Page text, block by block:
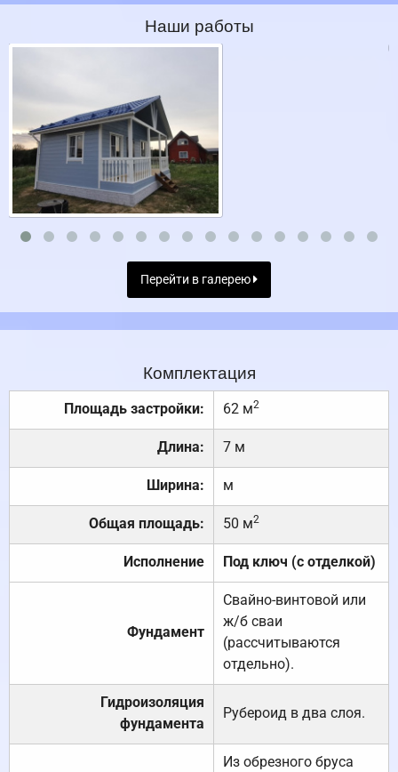
Наши работы
Перейти в галерею
Комплектация
Площадь застройки: 62 м2
Длина: 7 м
Ширина: м
Общая площадь: 50 м2
Исполнение Под ключ (с отделкой)
Фундамент
Свайно-винтовой или
ж/б сваи
(рассчитываются
отдельно).
Гидроизоляция
фундамента
Рубероид в два слоя.
Из обрезного бруса